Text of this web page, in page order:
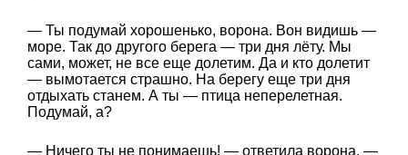
— Ты подумай хорошенько, ворона. Вон видишь —
море. Так до другого берега — три дня лёту. Мы
сами, может, не все еще долетим. Да и кто долетит
— вымотается страшно. На берегу еще три дня
отдыхать станем. А ты — птица неперелетная.
Подумай, а?
— Ничего ты не понимаешь! — ответила ворона, —